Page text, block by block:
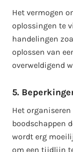
Het vermogen
oplossingen te
handelingen
oplossen van
overweldigend
5.
Het
boodschappen
wordt erg
om een tijdlijn